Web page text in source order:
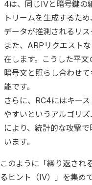
4は、同じIVと暗号鍵の
トリームを生成するた
データが推測されるリス
また、ARPリクエスト
在します。こうした平文
暗号文と照らし合わせ
能です。
さらに、RC4にはキー
やすいというアルゴリ
により、統計的な攻撃
います。
このように「繰り返され
るヒント（IV）」を集め